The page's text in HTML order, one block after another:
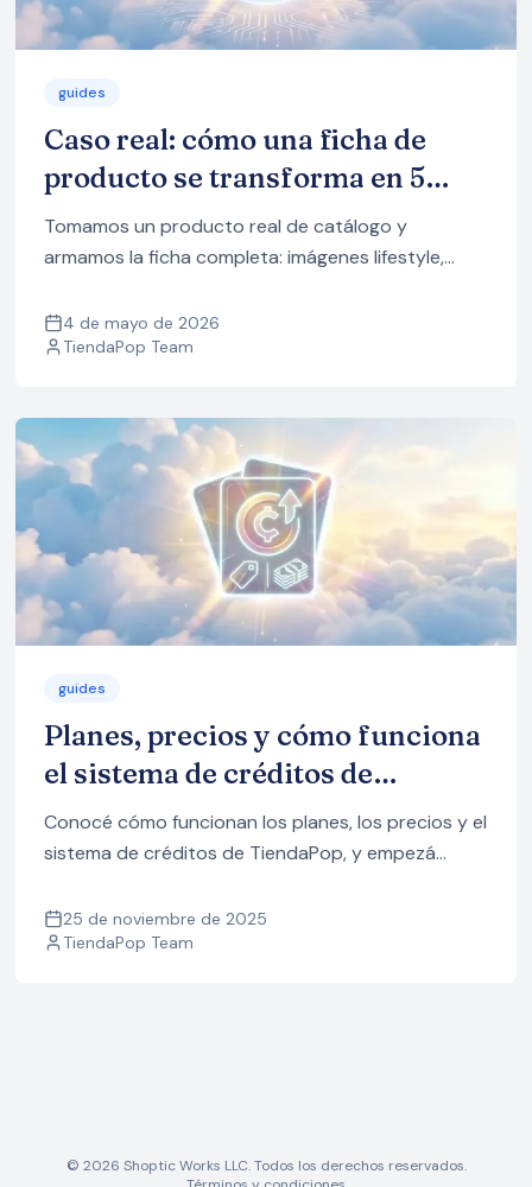
guides
Caso real: cómo una ficha de
producto se transforma en 5
minutos
Tomamos un producto real de catálogo y
armamos la ficha completa: imágenes lifestyle,
Todo en cinco minutos, sin salir de TiendaPop.
4 de mayo de 2026
TiendaPop Team
guides
Planes, precios y cómo funciona
el sistema de créditos de
TiendaPop
Conocé cómo funcionan los planes, los precios y el
sistema de créditos de TiendaPop, y empezá
25 de noviembre de 2025
TiendaPop Team
© 2026 Shoptic Works LLC. Todos los derechos reservados.